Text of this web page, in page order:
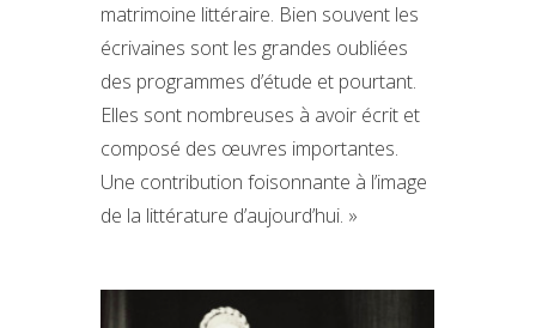
matrimoine littéraire. Bien souvent les
écrivaines sont les grandes oubliées
des programmes d’étude et pourtant.
Elles sont nombreuses à avoir écrit et
composé des œuvres importantes.
Une contribution foisonnante à l’image
de la littérature d’aujourd’hui. »